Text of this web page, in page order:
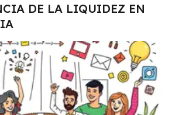
DE LA LIQUIDEZ EN